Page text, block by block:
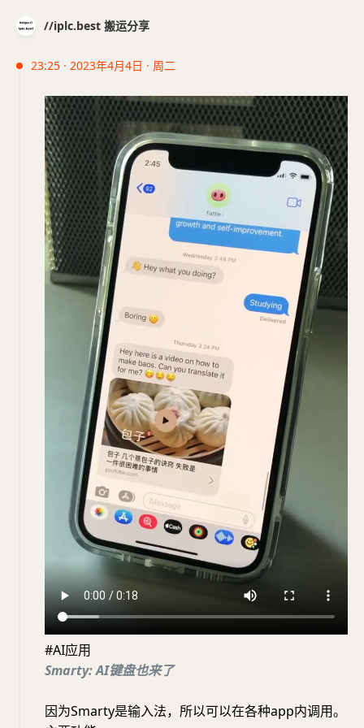
//iplc.best 搬运分享
23:25 · 2023年4月4日 · 周二
#AI应用
Smarty: AI键盘也来了
因为Smarty是输入法，所以可以在各种app内调用。